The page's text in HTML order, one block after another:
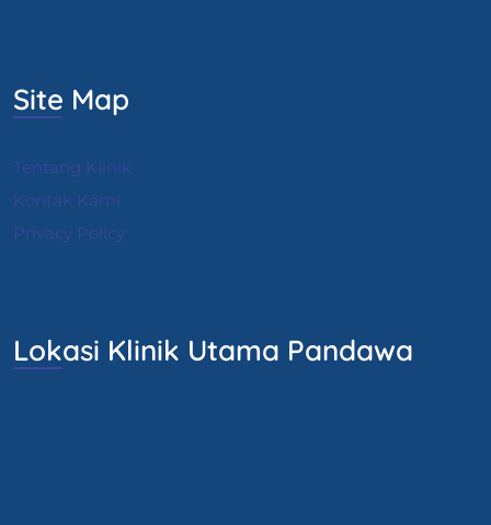
Site Map
Tentang Klinik
Kontak Kami
Privacy Policy
Lokasi Klinik Utama Pandawa